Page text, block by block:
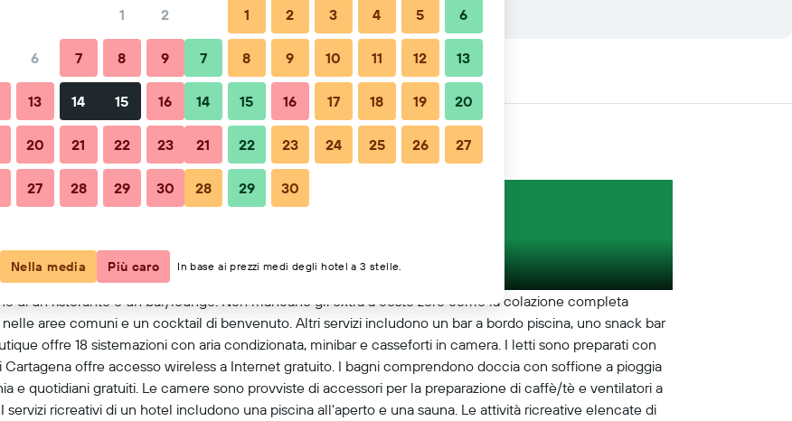
prenotare Consigli e domande frequenti Soggiorni nelle vicinanze
di un ristorante e un bar/lounge. Non mancano gli extra a costo zero come la colazione completa
aree comuni e un cocktail di benvenuto. Altri servizi includono un bar a bordo piscina, uno snack bar
offre 18 sistemazioni con aria condizionata, minibar e casseforti in camera. I letti sono preparati con
offre accesso wireless a Internet gratuito. I bagni comprendono doccia con soffione a pioggia
e quotidiani gratuiti. Le camere sono provviste di accessori per la preparazione di caffè/tè e ventilatori a
ricreativi di un hotel includono una piscina all'aperto e una sauna. Le attività ricreative elencate di
Mostra mappa
1 2
6 7 8 9
13 14 15 16
20 21 22 23
27 28 29 30
1 2 3 4 5 6
7 8 9 10 11 12 13
14 15 16 17 18 19 20
21 22 23 24 25 26 27
28 29 30
Nella media Più caro In base ai prezzi medi degli hotel a 3 stelle.